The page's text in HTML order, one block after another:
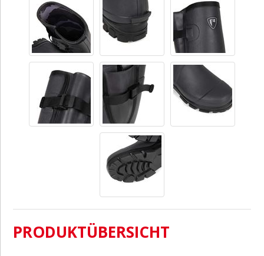
PRODUKTÜBERSICHT